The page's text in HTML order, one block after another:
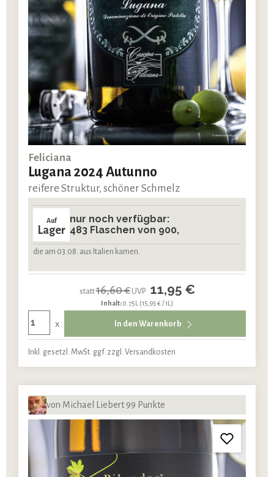
Feliciana
Lugana 2024 Autunno
reifere Struktur, schöner Schmelz
Auf
Lager
nur noch verfügbar:
483 Flaschen von 900,
die am 03.08. aus Italien kamen.
statt16,60 €UVP 11,95 €
Inhalt:0.75L (15,93 € / 1L)
x In den Warenkorb
Inkl. gesetzl. MwSt. ggf. zzgl. Versandkosten
von Michael Liebert 99 Punkte